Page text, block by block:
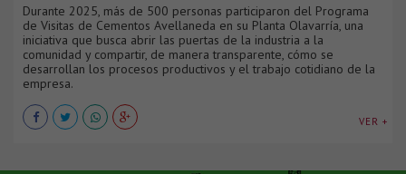
Durante 2025, más de 500 personas participaron del Programa
de Visitas de Cementos Avellaneda en su Planta Olavarría, una
iniciativa que busca abrir las puertas de la industria a la
comunidad y compartir, de manera transparente, cómo se
desarrollan los procesos productivos y el trabajo cotidiano de la
empresa.
VER +